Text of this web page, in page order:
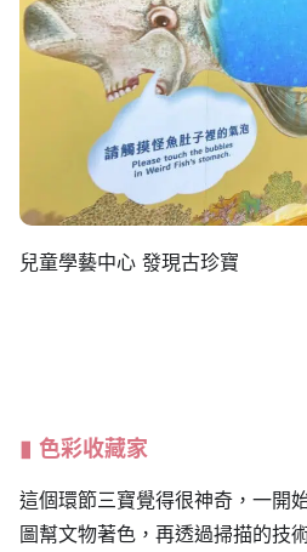
兒童學藝中心 發現古珍寶
色彩收藏家
這個環節三寶覺得很神奇，一開
圖幫文物著色，再透過掃描的技